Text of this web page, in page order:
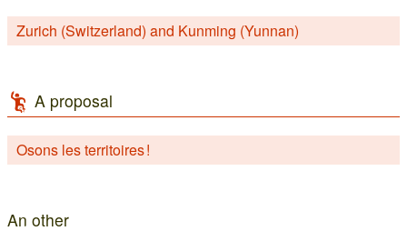
Zurich (Switzerland) and Kunming (Yunnan)
A proposal
Osons les territoires !
An other